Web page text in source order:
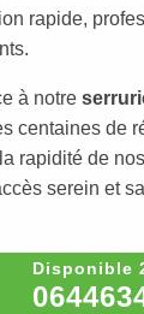
rapide,
à notre
centaines de
rapidité de
serein et